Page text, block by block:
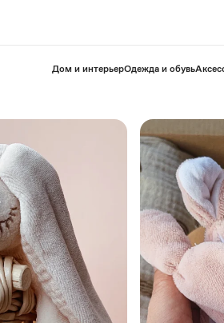
⁠Дом и интерьерОдежда и обувь